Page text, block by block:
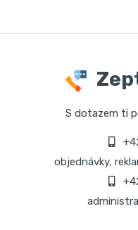
S dotazem ti
objednávky,